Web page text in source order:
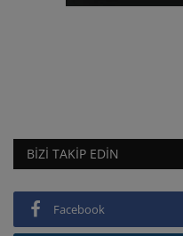
BIZI TAKIP EDIN
Facebook